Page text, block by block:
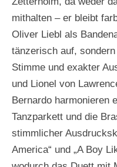
mithalten – er bleibt
Oliver Liebl als
tänzerisch auf,
Stimme und exakter
und Lionel von
Bernardo harmonieren
Tanzparkett und die
stimmlicher
America“ und „A Boy